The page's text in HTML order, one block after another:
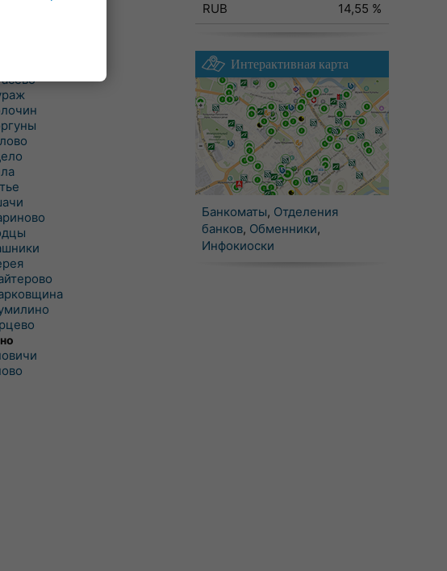
RUB
14,55 %
Интерактивная карта
Банкоматы, Отделения
банков, Обменники,
Инфокиоски